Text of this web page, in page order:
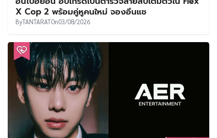
X Cop 2 พร้อมคู่หูคนใหม่ จองอึนแช
ByTANTARATOn03/08/2026